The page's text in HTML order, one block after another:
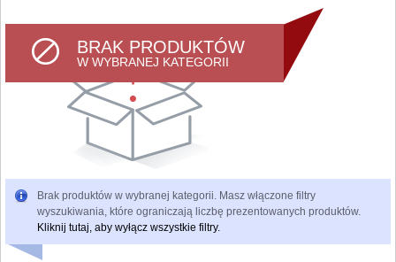
BRAK PRODUKTÓW
W WYBRANEJ KATEGORII
Brak produktów w wybranej kategorii. Masz włączone filtry
wyszukiwania, które ograniczają liczbę prezentowanych produktów.
Kliknij tutaj, aby wyłącz wszystkie filtry.